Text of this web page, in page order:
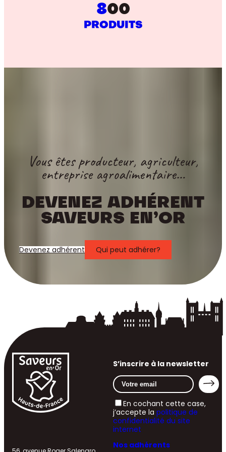
800
PRODUITS
Vous êtes producteur, agriculteur,
entreprise agroalimentaire…
DEVENEZ ADHÉRENT
SAVEURS EN’OR
Devenez adhérent Qui peut adhérer?
Nos adhérents
S’inscrire à la newsletter
En cochant cette case,
j’accepte la politique de
confidentialité du site
internet